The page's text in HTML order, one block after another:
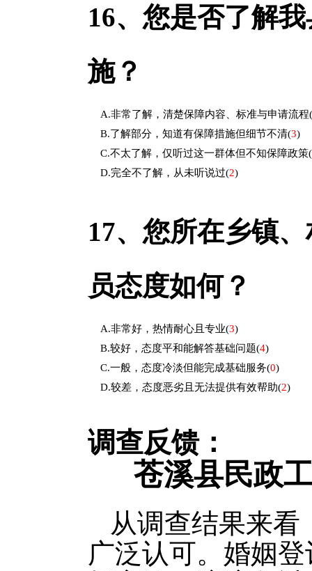
16、 您是否了解
施？
A.非常了解，清楚保障内容、标准与申请流程(
B.了解部分，知道有保障措施但细节不清(3)
C.不太了解，仅听过这一群体但不知保障政策(
D.完全不了解，从未听说过(2)
17、 您所在乡镇
员态度如何？
A.非常好，热情耐心且专业(3)
B.较好，态度平和能解答基础问题(4)
C.一般，态度冷淡但能完成基础服务(0)
D.较差，态度恶劣且无法提供有效帮助(2)
调查反馈：
苍溪县民政
从调查结果来
广泛认可。婚姻